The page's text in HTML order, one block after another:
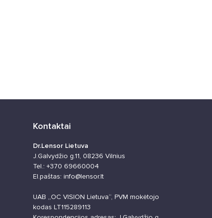
Kontaktai
Dr.Lensor Lietuva
J.Galvydžio g.11, 08236 Vilnius
Tel.: +370 69660004
El.paštas: info@lensor.lt
UAB „OC VISION Lietuva“, PVM mokėtojo
kodas LT115289113